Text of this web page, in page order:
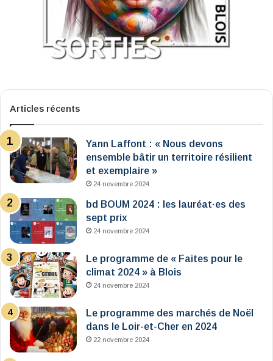
Articles récents
Yann Laffont : « Nous devons
ensemble bâtir un territoire résilient
et exemplaire »
24 novembre 2024
bd BOUM 2024 : les lauréat·es des
sept prix
24 novembre 2024
Le programme de « Faites pour le
climat 2024 » à Blois
24 novembre 2024
Le programme des marchés de Noël
dans le Loir-et-Cher en 2024
22 novembre 2024